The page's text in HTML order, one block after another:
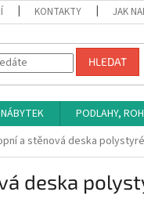
KONTAKTY JAK
HLEDAT
PODLAHY,
a stěnová deska
deska